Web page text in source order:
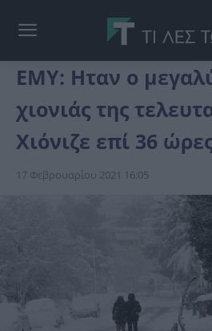
ΕΜΥ: Ηταν ο
χιονιάς της
Χιόνιζε επί 36
17 Φεβρουαρίου 2021 16:05